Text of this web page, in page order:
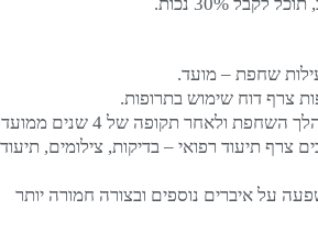
30% נכות.
שחפת – מועד.
צרף דוח שימוש בתרופות.
• ככל שנפגעו איברים במהלך השחפת ולאחר תקופה של 4 שנים ממועד
צרף תיעוד רפואי – בדיקות, צילומים, תיעוד
על איברים נוספים ובצורה חמורה יותר